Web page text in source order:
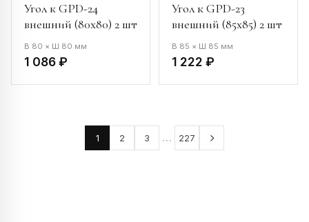
Угол к GPD-24
внешний (80х80) 2 шт
В 80 × Ш 80 мм
1 086 ₽
Угол к GPD-23
внешний (85х85) 2 шт
В 85 × Ш 85 мм
1 222 ₽
1 2 3 … 227